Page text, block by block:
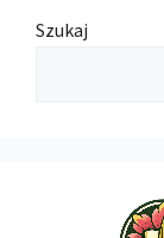
Szukaj